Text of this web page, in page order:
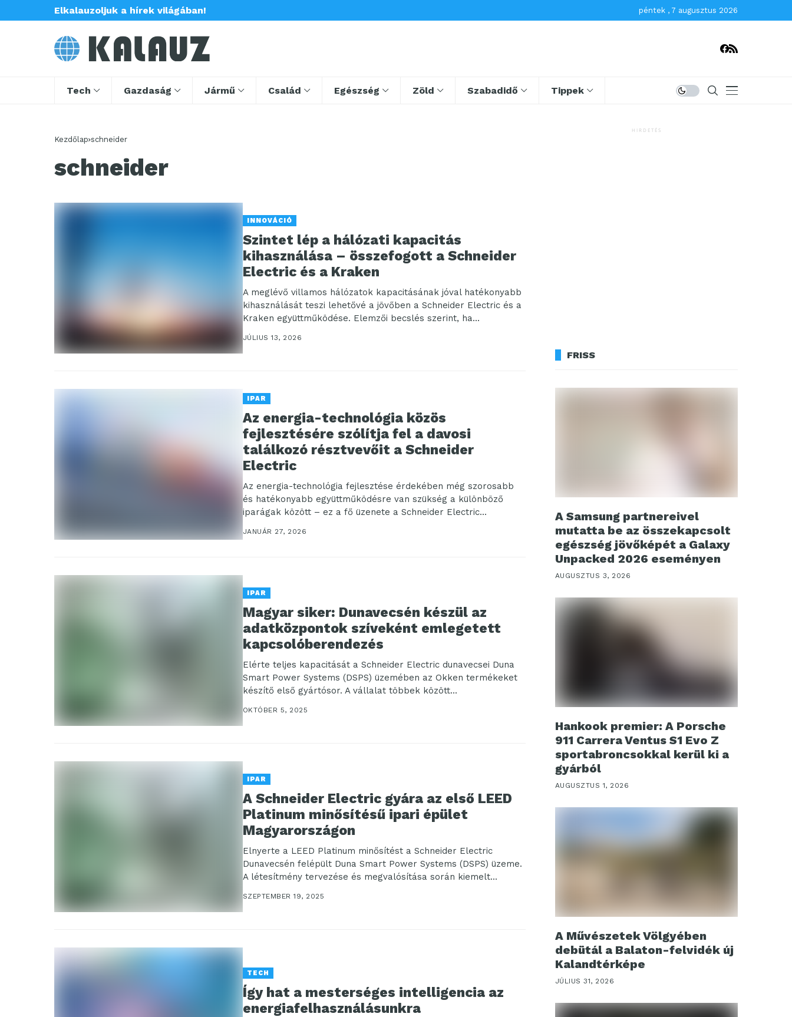
Elkalauzoljuk a hírek világában! péntek , 7 augusztus 2026
Tech Gazdaság Jármű Család Egészség Zöld Szabadidő Tippek
Kezdőlap schneider
schneider
INNOVÁCIÓ
Szintet lép a hálózati kapacitás
kihasználása – összefogott a Schneider
Electric és a Kraken
A meglévő villamos hálózatok kapacitásának jóval hatékonyabb
kihasználását teszi lehetővé a jövőben a Schneider Electric és a
Kraken együttműködése. Elemzői becslés szerint, ha...
JÚLIUS 13, 2026
IPAR
Az energia-technológia közös
fejlesztésére szólítja fel a davosi
találkozó résztvevőit a Schneider
Electric
Az energia-technológia fejlesztése érdekében még szorosabb
és hatékonyabb együttműködésre van szükség a különböző
iparágak között – ez a fő üzenete a Schneider Electric...
JANUÁR 27, 2026
IPAR
Magyar siker: Dunavecsén készül az
adatközpontok szíveként emlegetett
kapcsolóberendezés
Elérte teljes kapacitását a Schneider Electric dunavecsei Duna
Smart Power Systems (DSPS) üzemében az Okken termékeket
készítő első gyártósor. A vállalat többek között...
OKTÓBER 5, 2025
IPAR
A Schneider Electric gyára az első LEED
Platinum minősítésű ipari épület
Magyarországon
Elnyerte a LEED Platinum minősítést a Schneider Electric
Dunavecsén felépült Duna Smart Power Systems (DSPS) üzeme.
A létesítmény tervezése és megvalósítása során kiemelt...
SZEPTEMBER 19, 2025
TECH
Így hat a mesterséges intelligencia az
energiafelhasználásunkra
HIRDETÉS
FRISS
A Samsung partnereivel
mutatta be az összekapcsolt
egészség jövőképét a Galaxy
Unpacked 2026 eseményen
AUGUSZTUS 3, 2026
Hankook premier: A Porsche
911 Carrera Ventus S1 Evo Z
sportabroncsokkal kerül ki a
gyárból
AUGUSZTUS 1, 2026
A Művészetek Völgyében
debütál a Balaton-felvidék új
Kalandtérképe
JÚLIUS 31, 2026